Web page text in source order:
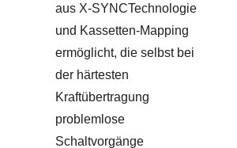
aus X-SYNCTechnologie
und Kassetten-Mapping
ermöglicht, die selbst bei
der härtesten
Kraftübertragung
problemlose
Schaltvorgänge